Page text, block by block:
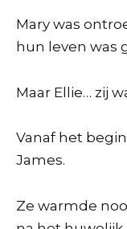
Mary was
hun leven was
Maar Ellie… zij
Vanaf het
James.
Ze warmde